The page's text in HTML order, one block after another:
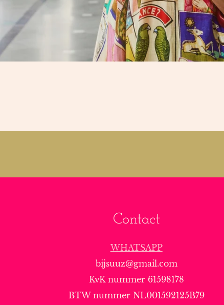
Contact
WHATSAPP
bijsuuz@gmail.com
KvK nummer 61598178
BTW nummer NL001592125B79